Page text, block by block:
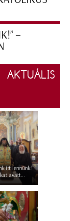
–
AKTUÁLIS
itt lennünk!”
avatt...